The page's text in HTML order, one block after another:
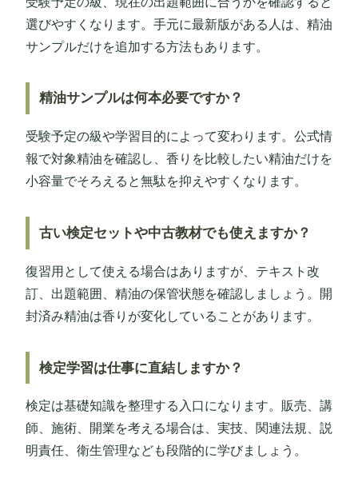
選びやすくなります。手元に最新版がある人は、精油
サンプルだけを追加する方法もあります。
精油サンプルは何本必要ですか？
受験予定の級や学習目的によって変わります。公式情
報で対象精油を確認し、香りを比較したい精油だけを
小容量でそろえると無駄を抑えやすくなります。
古い検定セットや中古教材でも使えますか？
復習用として使える場合はありますが、テキスト改
訂、出題範囲、精油の保管状態を確認しましょう。開
封済み精油は香りが変化していることがあります。
検定学習は仕事に直結しますか？
検定は基礎知識を整理する入口になります。販売、講
師、施術、開業を考える場合は、実技、関連法規、説
明責任、衛生管理なども段階的に学びましょう。